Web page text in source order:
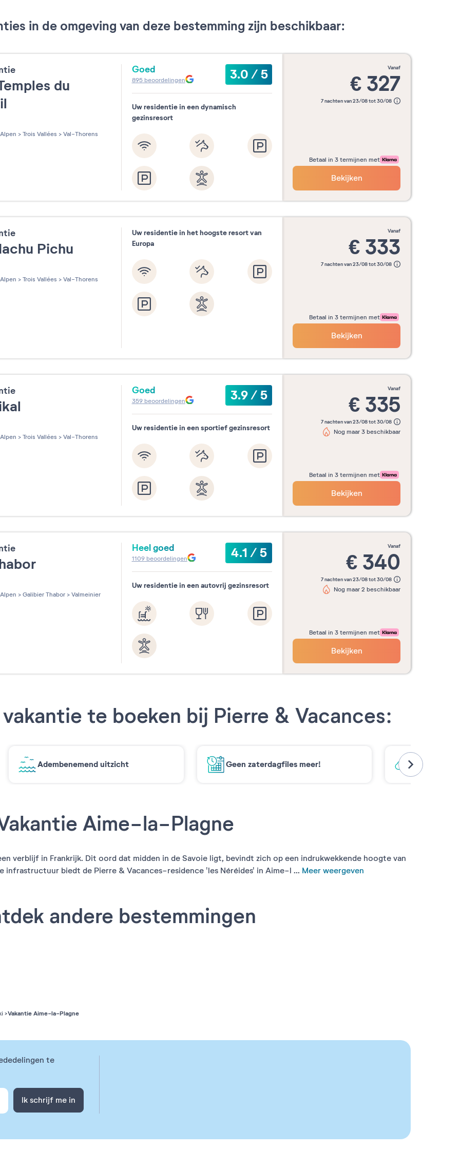
Aime-la-Plagne
verblijf in Frankrijk. Dit oord dat midden in de Savoie ligt, bevindt zich op een indrukwekkende hoogte van
infrastructuur biedt de Pierre & Vacances-residence 'les Néréides' in Aime-l ... Meer weergeven
in de omgeving van deze bestemming zijn beschikbaar:
du
sur 5
Alpen > Trois Vallées > Val-Thorens
Goed 3.0/5
895beoordelingen
Uw residentie in een dynamisch
gezinsresort
vanaf
€ 327
7 nachten van 23/08 tot 30/08
Betaal in 3 termijnen met
Bekijken
Pichu
sur 5
Alpen > Trois Vallées > Val-Thorens
Uw residentie in het hoogste resort van
Europa
vanaf
€ 333
7 nachten van 23/08 tot 30/08
Betaal in 3 termijnen met
Bekijken
sur 5
Alpen > Trois Vallées > Val-Thorens
Goed 3.9/5
359beoordelingen
Uw residentie in een sportief gezinsresort
vanaf
€ 335
7 nachten van 23/08 tot 30/08
Nog maar 3 beschikbaar
Betaal in 3 termijnen met
Bekijken
sur 5
Alpen > Galibier Thabor > Valmeinier
Heel goed 4.1/5
1109beoordelingen
Uw residentie in een autovrij gezinsresort
vanaf
€ 340
7 nachten van 23/08 tot 30/08
Nog maar 2 beschikbaar
Betaal in 3 termijnen met
Bekijken
te boeken bij Pierre & Vacances:
Adembenemend uitzicht Geen zaterdagfiles meer!
andere bestemmingen
Vakantie Aime-la-Plagne
te
Ik schrijf me in